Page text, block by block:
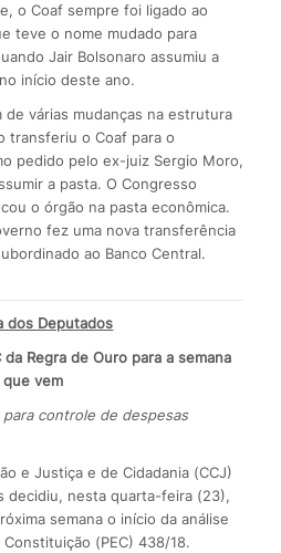
o Coaf sempre foi ligado ao
teve o nome mudado para
Jair Bolsonaro assumiu a
início deste ano.
de várias mudanças na estrutura
transferiu o Coaf para o
pedido pelo ex-juiz Sergio Moro,
a pasta. O Congresso
o órgão na pasta econômica.
fez uma nova transferência
ao Banco Central.
dos Deputados
da Regra de Ouro para a semana
que vem
controle de despesas
e Justiça e de Cidadania (CCJ)
decidiu, nesta quarta-feira (23),
semana o início da análise
(PEC) 438/18.